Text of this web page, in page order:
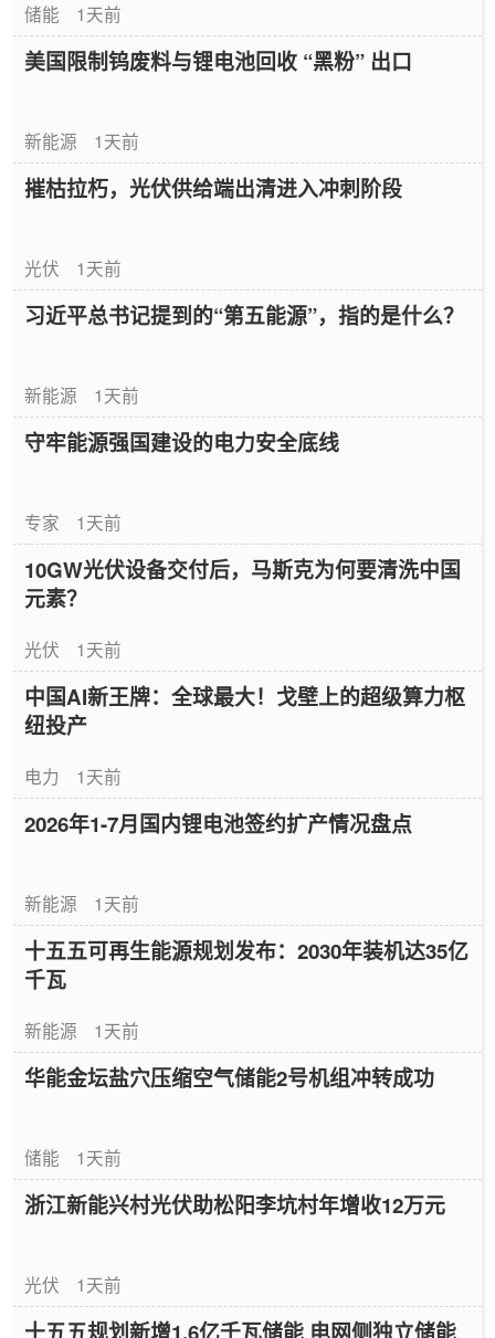
储能 1天前
美国限制钨废料与锂电池回收 “黑粉” 出口
新能源 1天前
摧枯拉朽，光伏供给端出清进入冲刺阶段
光伏 1天前
习近平总书记提到的“第五能源”，指的是什么？
新能源 1天前
守牢能源强国建设的电力安全底线
专家 1天前
10GW光伏设备交付后，马斯克为何要清洗中国
元素？
光伏 1天前
中国AI新王牌：全球最大！戈壁上的超级算力枢
纽投产
电力 1天前
2026年1-7月国内锂电池签约扩产情况盘点
新能源 1天前
十五五可再生能源规划发布：2030年装机达35亿
千瓦
新能源 1天前
华能金坛盐穴压缩空气储能2号机组冲转成功
储能 1天前
浙江新能兴村光伏助松阳李坑村年增收12万元
光伏 1天前